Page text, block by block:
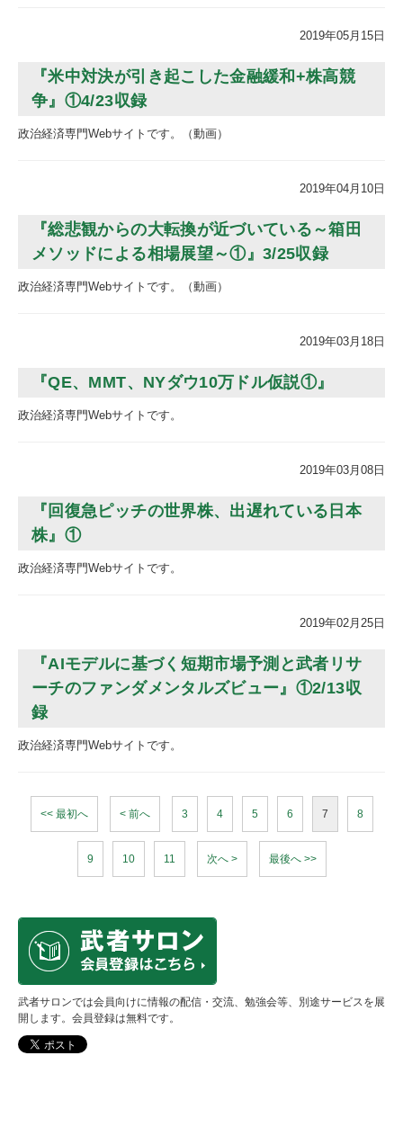
2019年05月15日
『米中対決が引き起こした金融緩和+株高競
争』①4/23収録
政治経済専門Webサイトです。（動画）
2019年04月10日
『総悲観からの大転換が近づいている～箱田
メソッドによる相場展望～①』3/25収録
政治経済専門Webサイトです。（動画）
2019年03月18日
『QE、MMT、NYダウ10万ドル仮説①』
政治経済専門Webサイトです。
2019年03月08日
『回復急ピッチの世界株、出遅れている日本
株』①
政治経済専門Webサイトです。
2019年02月25日
『AIモデルに基づく短期市場予測と武者リサ
ーチのファンダメンタルズビュー』①2/13収
録
政治経済専門Webサイトです。
<< 最初へ < 前へ 3 4 5 6 7 8
9 10 11 次へ > 最後へ >>
武者サロンでは会員向けに情報の配信・交流、勉強会等、別途サービスを展
開します。会員登録は無料です。